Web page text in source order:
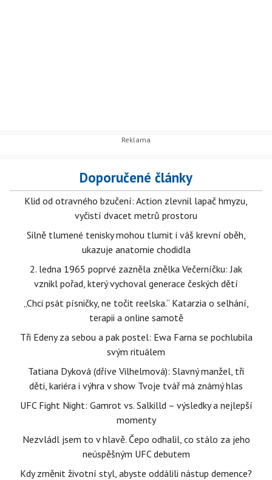
Doporučené články
Klid od otravného bzučení: Action zlevnil lapač hmyzu,
vyčistí dvacet metrů prostoru
Silně tlumené tenisky mohou tlumit i váš krevní oběh,
ukazuje anatomie chodidla
2. ledna 1965 poprvé zazněla znělka Večerníčku: Jak
vznikl pořad, který vychoval generace českých dětí
„Chci psát písničky, ne točit reelska.“ Katarzia o selhání,
terapii a online samotě
Tři Edeny za sebou a pak postel: Ewa Farna se pochlubila
svým rituálem
Tatiana Dyková (dříve Vilhelmová): Slavný manžel, tři
děti, kariéra i výhra v show Tvoje tvář má známý hlas
UFC Fight Night: Gamrot vs. Salkilld – výsledky a nejlepší
momenty
Nezvládl jsem to v hlavě. Čepo odhalil, co stálo za jeho
neúspěšným UFC debutem
Kdy změnit životní styl, abyste oddálili nástup demence?